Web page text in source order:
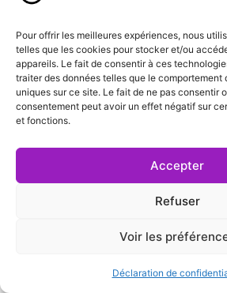
Pour offrir les meilleures expériences, nous
telles que les cookies pour stocker et/ou
appareils. Le fait de consentir à ces
traiter des données telles que le comportement
uniques sur ce site. Le fait de ne pas consentir
consentement peut avoir un effet négatif sur
et fonctions.
Accepter
Refuser
Voir les
Déclaration de
Troisième source : les polices
font-display. Si ta police
tardivement, le texte passe de
système à ta typo, ce qui
fallback bien dimensionné.
Quatrième source : les
le premier rendu et poussent le
Solution : réserve l’espace ou